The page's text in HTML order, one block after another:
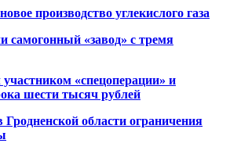
производство углекислого газа
«завод» с тремя
«спецоперации» и
шести тысяч рублей
Гродненской области ограничения